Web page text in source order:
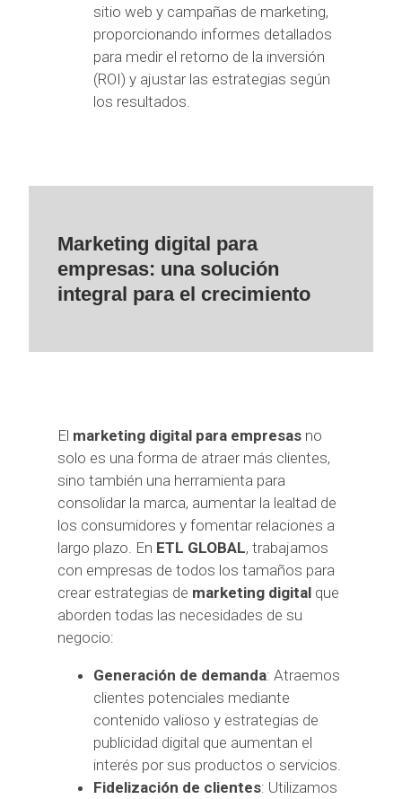
sitio web y campañas de marketing,
proporcionando informes detallados
para medir el retorno de la inversión
(ROI) y ajustar las estrategias según
los resultados.
Marketing digital para
empresas: una solución
integral para el crecimiento
El marketing digital para empresas no
solo es una forma de atraer más clientes,
sino también una herramienta para
consolidar la marca, aumentar la lealtad de
los consumidores y fomentar relaciones a
largo plazo. En ETL GLOBAL, trabajamos
con empresas de todos los tamaños para
crear estrategias de marketing digital que
aborden todas las necesidades de su
negocio:
Generación de demanda: Atraemos
clientes potenciales mediante
contenido valioso y estrategias de
publicidad digital que aumentan el
interés por sus productos o servicios.
Fidelización de clientes: Utilizamos